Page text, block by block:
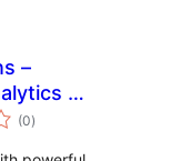
–
&
(0საერთო
რეიტინგი
)